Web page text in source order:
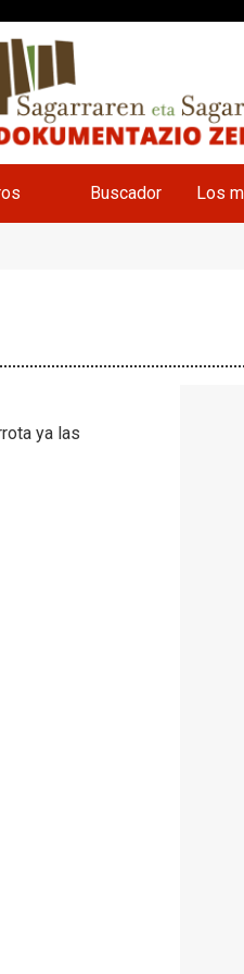
Buscador Los
ya las